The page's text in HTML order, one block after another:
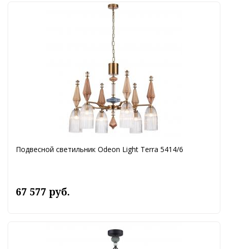
Подвесной светильник Odeon Light Terra 5414/6
67 577 руб.